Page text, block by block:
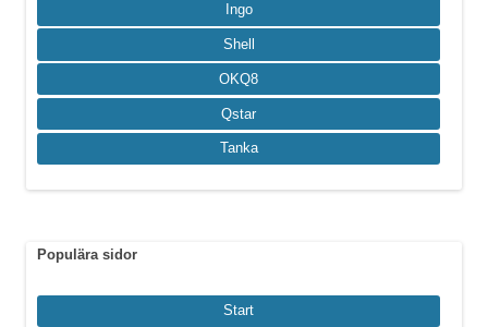
Ingo
Shell
OKQ8
Qstar
Tanka
Populära sidor
Start